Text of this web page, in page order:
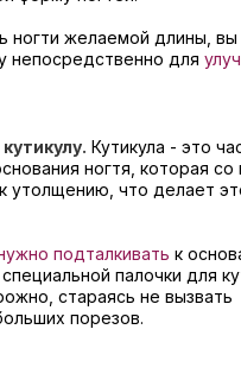
ногти желаемой длины,
непосредственно для
Кутикула - это
ногтя, которая
утолщению, что делает
подталкивать к
палочки для
стараясь не вызвать
порезов.